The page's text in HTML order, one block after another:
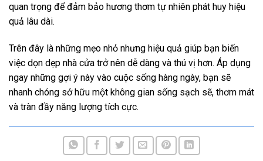
quan trọng để đảm bảo hương thơm tự nhiên phát huy hiệu
quả lâu dài.
Trên đây là những mẹo nhỏ nhưng hiệu quả giúp bạn biến
việc dọn dẹp nhà cửa trở nên dễ dàng và thú vị hơn. Áp dụng
ngay những gợi ý này vào cuộc sống hàng ngày, bạn sẽ
nhanh chóng sở hữu một không gian sống sạch sẽ, thơm mát
và tràn đầy năng lượng tích cực.